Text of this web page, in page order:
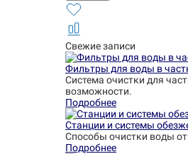
Свежие записи
Фильтры для воды в
Система очистки для
возможности.
Подробнее
Станции и системы
Способы очистки воды
Подробнее